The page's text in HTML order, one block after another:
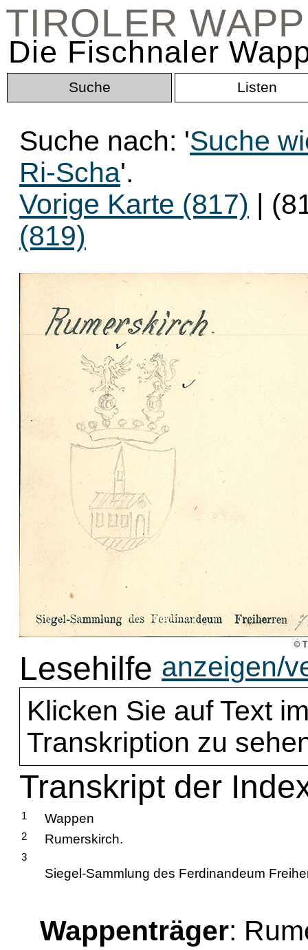
TIROLER
Die Fischnaler
Suche Listen
Suche nach: 'Suche
Ri-Scha'.
Vorige Karte (817) |
(819)
Lesehilfe anzeigen/
Klicken Sie auf Text
Transkription zu
Transkript der
1 Wappen
2 Rumerskirch.
3
Siegel-Sammlung des Ferdinandeum
Wappenträger: